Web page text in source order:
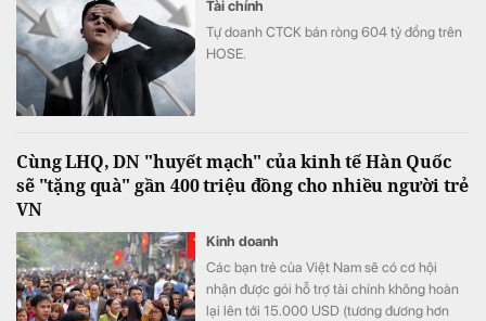
Tài chính
Tự doanh CTCK bán ròng 604 tỷ đồng trên
HOSE.
Cùng LHQ, DN "huyết mạch" của kinh tế Hàn Quốc
sẽ "tặng quà" gần 400 triệu đồng cho nhiều người trẻ
VN
Kinh doanh
Các bạn trẻ của Việt Nam sẽ có cơ hội
nhận được gói hỗ trợ tài chính không hoàn
lại lên tới 15.000 USD (tương đương hơn